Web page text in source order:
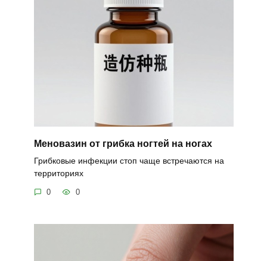
Меновазин от грибка ногтей на ногах
Грибковые инфекции стоп чаще встречаются на
территориях
0 0